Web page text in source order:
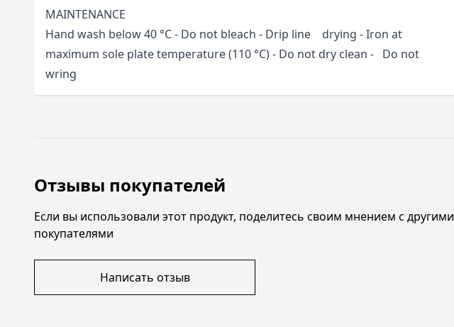
MAINTENANCE
Hand wash below 40 °C - Do not bleach - Drip line drying - Iron at
maximum sole plate temperature (110 °C) - Do not dry clean - Do not
wring
Отзывы покупателей
Если вы использовали этот продукт, поделитесь своим мнением с другими
покупателями
Написать отзыв